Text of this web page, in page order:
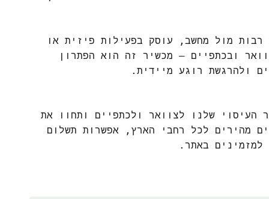
מול מחשב, עוסק בפעילות פיזית או
ובכתפיים – מכשיר זה הוא הפתרון
ולהרגשת רוגע מיידית.
העיסוי שלנו לצוואר ולכתפיים ותחוו את
מהירים לכל רחבי הארץ, אפשרות תשלום
למזמינים באתר.